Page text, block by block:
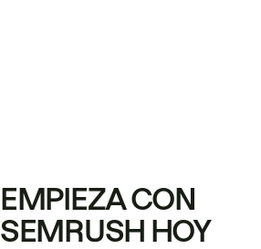
EMPIEZA CON
SEMRUSH HOY